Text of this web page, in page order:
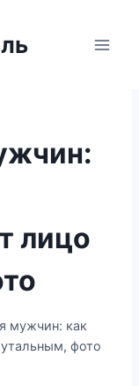
лицо
мужчин: как
фото